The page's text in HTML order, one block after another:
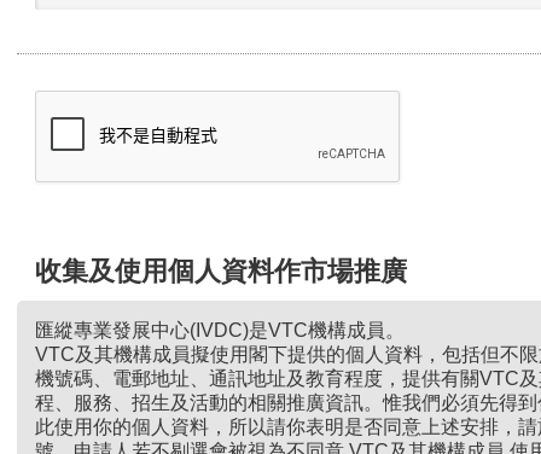
收集及使用個人資料作市場推廣
匯縱專業發展中心(IVDC)是VTC機構成員。
VTC及其機構成員擬使用閣下提供的個人資料，包括但不
機號碼、電郵地址、通訊地址及教育程度，提供有關VTC
程、服務、招生及活動的相關推廣資訊。惟我們必須先得
此使用你的個人資料，所以請你表明是否同意上述安排，